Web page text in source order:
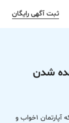
ثبت آگهی رایگان
شدن
من ی آپارتمان خریدم به عنوان دو خواب در صورتی که آپارتمان 1خواب و